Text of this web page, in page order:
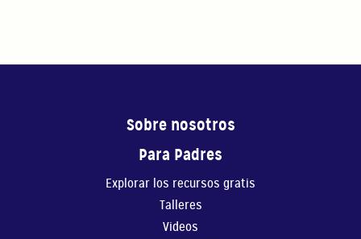
En este video, Gaby ...
Sobre nosotros
Para Padres
Explorar los recursos gratis
Talleres
Videos